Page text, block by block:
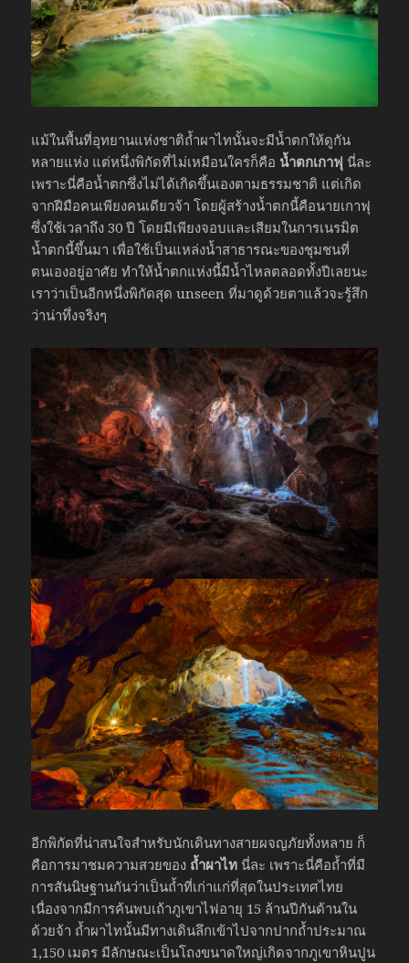
แม้ในพื้นที่อุทยานแห่งชาติถ้ำผาไทนั้นจะมีน้ำตกให้ดูกัน
หลายแห่ง แต่หนึ่งพิกัดที่ไม่เหมือนใครก็คือ น้ำตกเกาฟุ นี่ละ
เพราะนี่คือน้ำตกซึ่งไม่ได้เกิดขึ้นเองตามธรรมชาติ แต่เกิด
จากฝีมือคนเพียงคนเดียวจ้า โดยผู้สร้างน้ำตกนี้คือนายเกาฟุ
ซึ่งใช้เวลาถึง 30 ปี โดยมีเพียงจอบและเสียมในการเนรมิต
น้ำตกนี้ขึ้นมา เพื่อใช้เป็นแหล่งน้ำสาธารณะของชุมชนที่
ตนเองอยู่อาศัย ทำให้น้ำตกแห่งนี้มีน้ำไหลตลอดทั้งปีเลยนะ
เราว่าเป็นอีกหนึ่งพิกัดสุด unseen ที่มาดูด้วยตาแล้วจะรู้สึก
ว่าน่าทึ่งจริงๆ
อีกพิกัดที่น่าสนใจสำหรับนักเดินทางสายผจญภัยทั้งหลาย ก็
คือการมาชมความสวยของ ถ้ำผาไท นี่ละ เพราะนี่คือถ้ำที่มี
การสันนิษฐานกันว่าเป็นถ้ำที่เก่าแก่ที่สุดในประเทศไทย
เนื่องจากมีการค้นพบเถ้าภูเขาไฟอายุ 15 ล้านปีกันด้านใน
ด้วยจ้า ถ้ำผาไทนั้นมีทางเดินลึกเข้าไปจากปากถ้ำประมาณ
1,150 เมตร มีลักษณะเป็นโถงขนาดใหญ่เกิดจากภูเขาหินปูน